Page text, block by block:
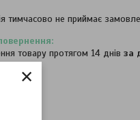
×
тимчасово не приймає
товару протягом 14 днів за